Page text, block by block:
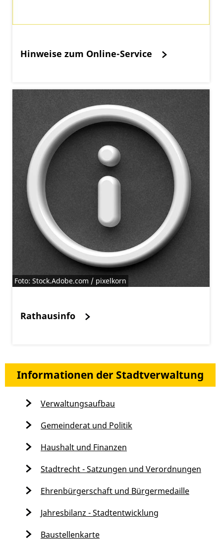
Hinweise zum Online-Service
Foto: Stock.Adobe.com / pixelkorn
Rathausinfo
Informationen der Stadtverwaltung
Verwaltungsaufbau
Gemeinderat und Politik
Haushalt und Finanzen
Stadtrecht - Satzungen und Verordnungen
Ehrenbürgerschaft und Bürgermedaille
Jahresbilanz - Stadtentwicklung
Baustellenkarte